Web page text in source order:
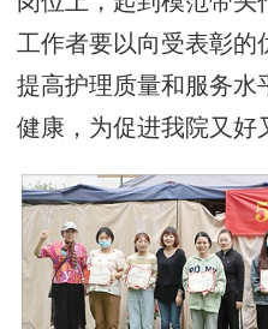
工作者要以向受表彰的
提高护理质量和服务水
健康，为促进我院又好